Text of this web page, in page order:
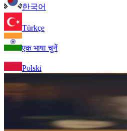
한국어
Türkçe
एक भाषा चुनें
Polski